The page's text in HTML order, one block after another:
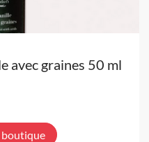
avec graines 50 ml
boutique